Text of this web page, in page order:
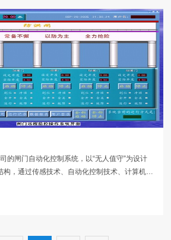
的闸门自动化控制系统，以“无人值守”为设计
构，通过传感技术、自动化控制技术、计算机软